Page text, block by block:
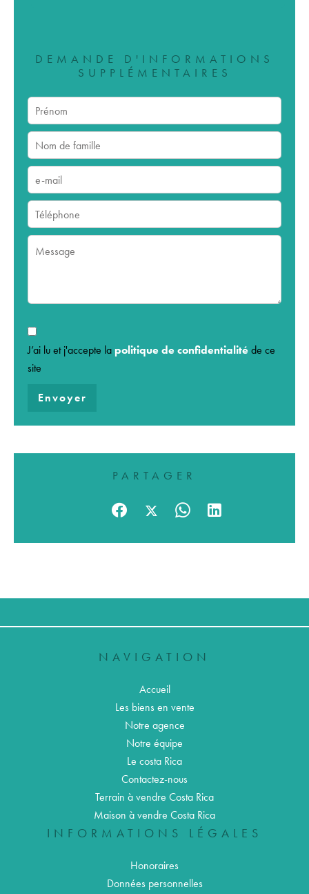
DEMANDE D'INFORMATIONS
SUPPLÉMENTAIRES
J’ai lu et j'accepte la politique de confidentialité de ce
site
Envoyer
PARTAGER
NAVIGATION
Accueil
Les biens en vente
Notre agence
Notre équipe
Le costa Rica
Contactez-nous
Terrain à vendre Costa Rica
Maison à vendre Costa Rica
INFORMATIONS LÉGALES
Honoraires
Données personnelles